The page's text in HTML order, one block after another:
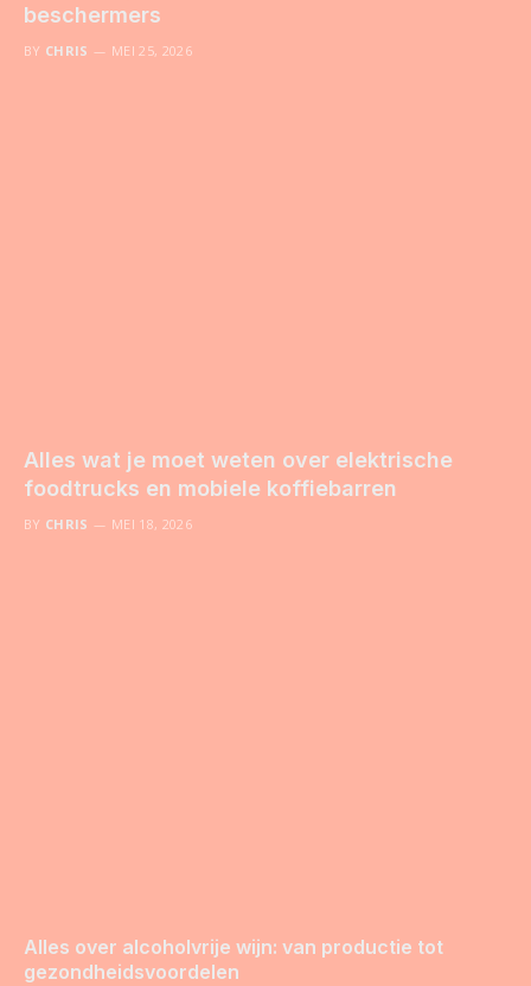
beschermers
BY CHRIS MEI 25, 2026
Alles wat je moet weten over elektrische
foodtrucks en mobiele koffiebarren
BY CHRIS MEI 18, 2026
Alles over alcoholvrije wijn: van productie tot
gezondheidsvoordelen